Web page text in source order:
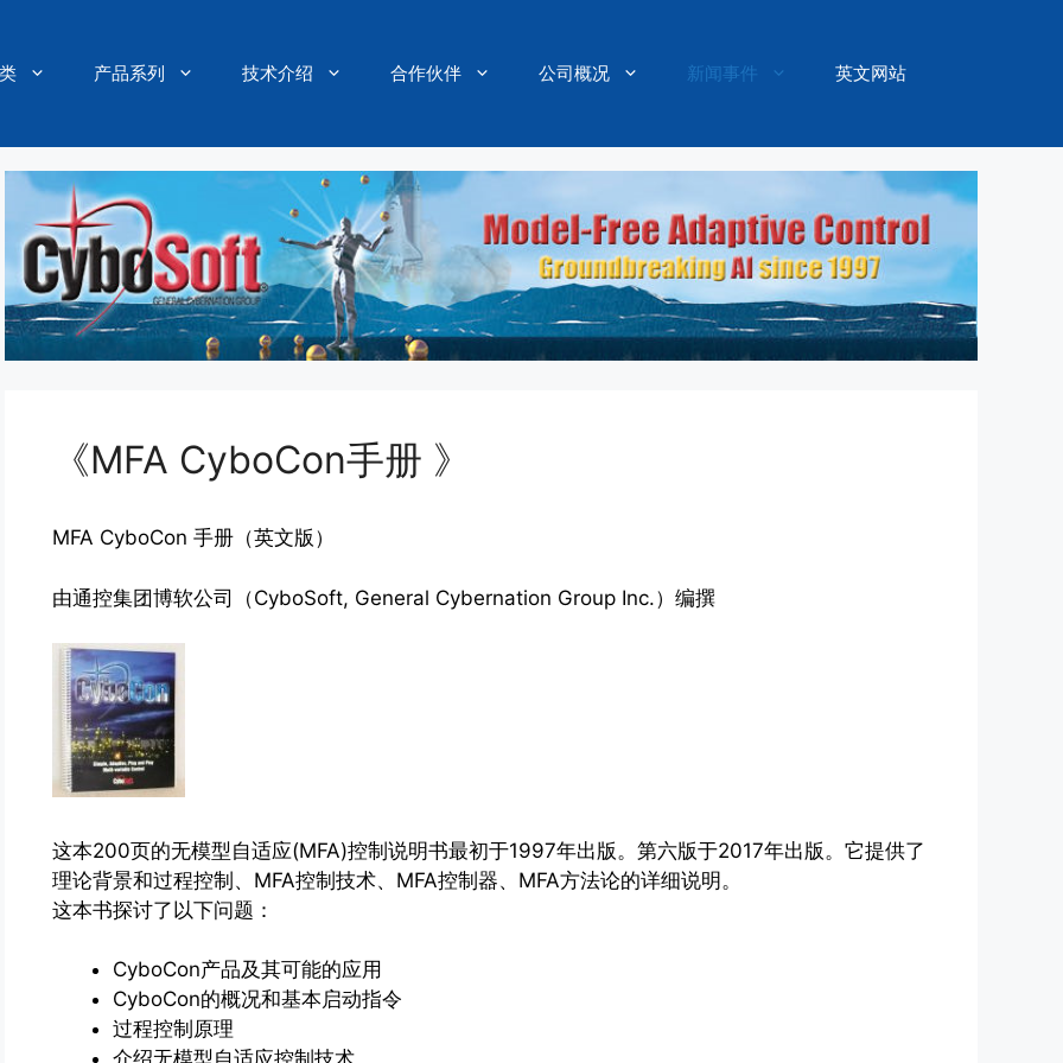
产品系列 技术介绍 合作伙伴 公司概况 新闻事件 英文网站
《MFA CyboCon手册 》
MFA CyboCon 手册（英文版）
由通控集团博软公司（CyboSoft, General Cybernation Group Inc.）编撰
这本200页的无模型自适应(MFA)控制说明书最初于1997年出版。第六版于2017年出版。它提供了
理论背景和过程控制、MFA控制技术、MFA控制器、MFA方法论的详细说明。
这本书探讨了以下问题：
CyboCon产品及其可能的应用
CyboCon的概况和基本启动指令
过程控制原理